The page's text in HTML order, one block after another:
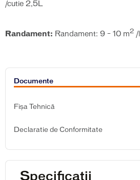
/cutie 2,5L
Randament: Randament: 9 – 10 m2 /
Documente
Fișa Tehnică
Declaratie de Conformitate
Specificații